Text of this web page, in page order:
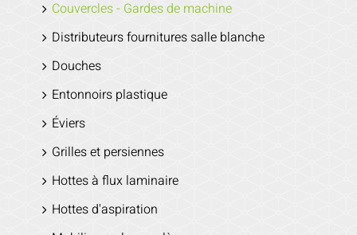
Couvercles - Gardes de machine
Distributeurs fournitures salle blanche
Douches
Entonnoirs plastique
Éviers
Grilles et persiennes
Hottes à flux laminaire
Hottes d'aspiration